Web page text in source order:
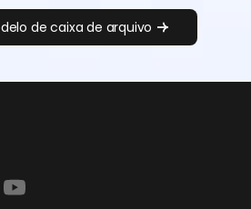
de caixa de arquivo